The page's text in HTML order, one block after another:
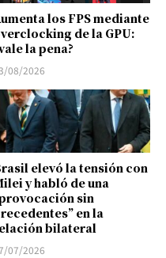
los FPS mediante
de la GPU:
la pena?
08/2026
elevó la tensión con
y habló de una
sin
en la
bilateral
07/2026